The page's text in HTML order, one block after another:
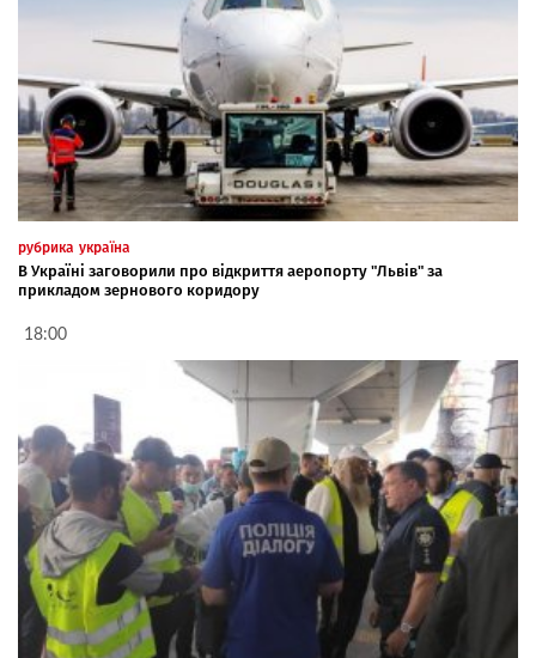
рубрика україна
В Україні заговорили про відкриття аеропорту "Львів" за
прикладом зернового коридору
18:00